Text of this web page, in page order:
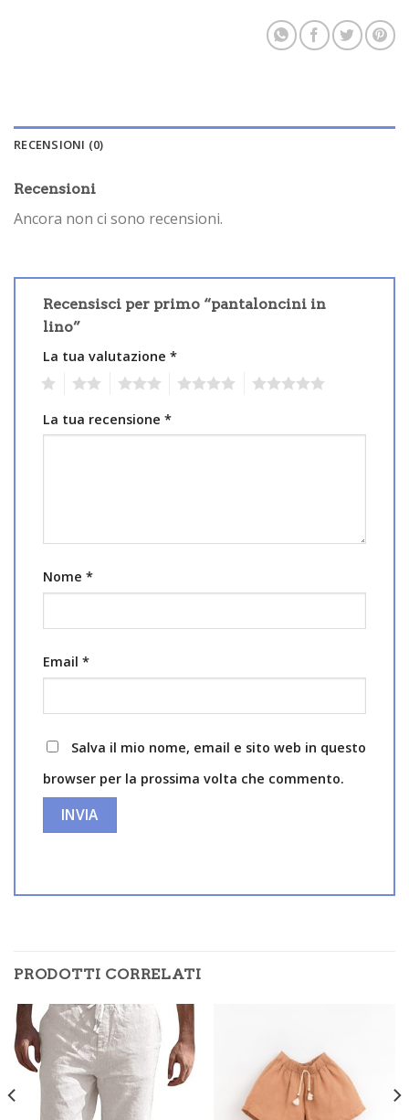
RECENSIONI (0)
Recensioni
Ancora non ci sono recensioni.
Recensisci per primo “pantaloncini in
lino”
La tua valutazione *
La tua recensione *
Nome *
Email *
Salva il mio nome, email e sito web in questo
browser per la prossima volta che commento.
PRODOTTI CORRELATI